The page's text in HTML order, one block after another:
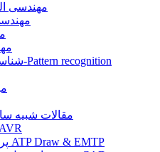
مهندسی
شناسایی الگو-Pattern recognition
مقالات شبیه
آموزش AVR
پروژه های ATP Draw & EMTP